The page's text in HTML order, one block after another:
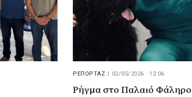
ΡΕΠΟΡΤΑΖ | 02/05/2026 · 12:06
Ρήγμα στο Παλαιό